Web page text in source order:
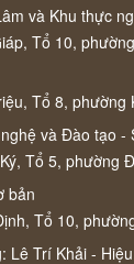
và Khu thực
Tổ 10,
Tổ 8, phường
và Đào tạo -
Tổ 5, phường
bản
Tổ 10,
Lê Trí Khải -